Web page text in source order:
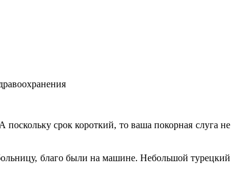
срок короткий, то ваша покорная слуга не
благо были на машине. Небольшой турецкий